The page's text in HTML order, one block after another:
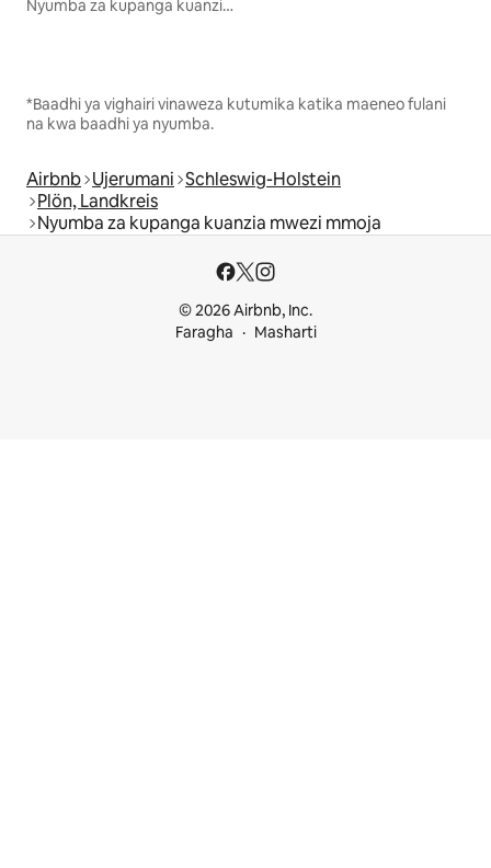
Nyumba za kupanga kuanzia mwezi mmoja
*Baadhi ya vighairi vinaweza kutumika katika maeneo fulani
na kwa baadhi ya nyumba.
Airbnb Ujerumani Schleswig-Holstein
Plön, Landkreis
Nyumba za kupanga kuanzia mwezi mmoja
© 2026 Airbnb, Inc.
Faragha
Masharti